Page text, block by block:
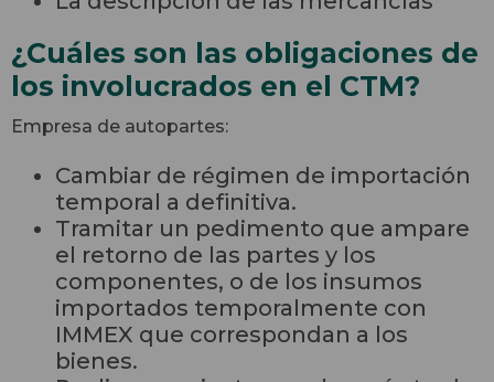
¿Cuáles son las obligaciones de
los involucrados en el CTM?
Empresa de autopartes:
Cambiar de régimen de importación
temporal a definitiva.
Tramitar un pedimento que ampare
el retorno de las partes y los
componentes, o de los insumos
importados temporalmente con
IMMEX que correspondan a los
bienes.